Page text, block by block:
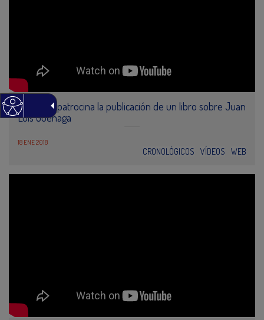
Petronor patrocina la publicación de un libro sobre Juan
Luis Goenaga
18 ENE 2018
CRONOLÓGICOS VÍDEOS WEB